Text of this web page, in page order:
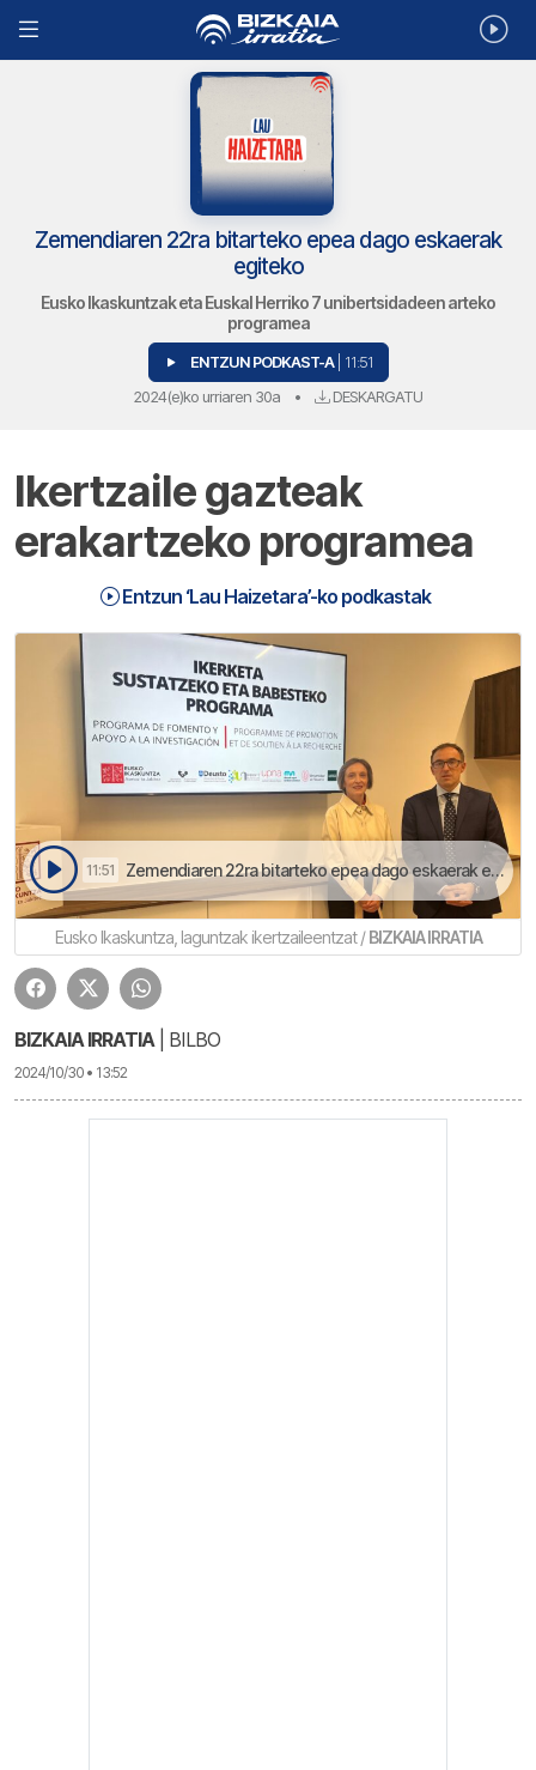
Zemendiaren 22ra bitarteko epea dago eskaerak
egiteko
Eusko Ikaskuntzak eta Euskal Herriko 7 unibertsidadeen arteko
programea
ENTZUN PODKAST-A | 11:51
2024(e)ko urriaren 30a • DESKARGATU
Ikertzaile gazteak
erakartzeko programea
Entzun ‘Lau Haizetara’-ko podkastak
11:51 Zemendiaren 22ra bitarteko epea dago eskaerak egiteko | Lau Haizetara
Eusko Ikaskuntza, laguntzak ikertzaileentzat /BIZKAIA IRRATIA
BIZKAIA IRRATIA | BILBO
2024/10/30 • 13:52